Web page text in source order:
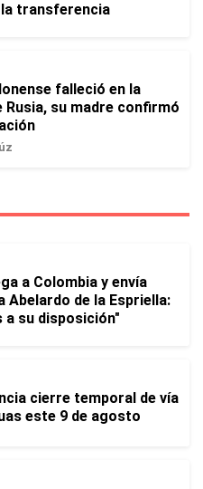
transferencia
falleció en la
Rusia, su madre confirmó
a Colombia y envía
Abelardo de la Espriella:
a su disposición"
cierre temporal de vía
este 9 de agosto